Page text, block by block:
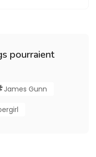
pourraient
James Gunn